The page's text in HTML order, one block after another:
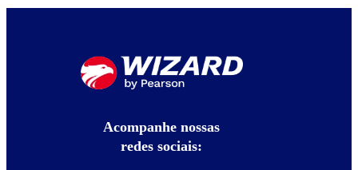
Acompanhe nossas
redes sociais: